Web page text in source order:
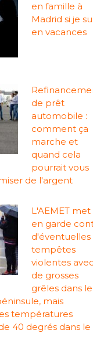
en famille à
Madrid si je
en vacances
de prêt
automobile :
comment ça
marche et
quand cela
pourrait vous
de l'argent
L'AEMET met
en garde
d'éventuelles
tempêtes
violentes avec
de grosses
grêles dans le
mais
températures
40 degrés dans le